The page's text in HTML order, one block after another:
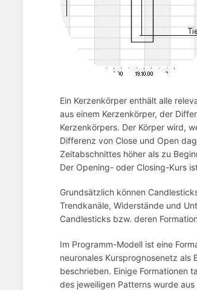
Ein Kerzenkörper enthält alle
aus einem Kerzenkörper, der
Kerzenkörpers. Der Körper wird,
Differenz von Close und Open
Zeitabschnittes höher als zu
Der Opening- oder Closing-Kurs
Grundsätzlich können
Trendkanäle, Widerstände und
Candlesticks bzw. deren
Im Programm-Modell ist eine
neuronales Kursprognosenetz
beschrieben. Einige Formationen
des jeweiligen Patterns wurde